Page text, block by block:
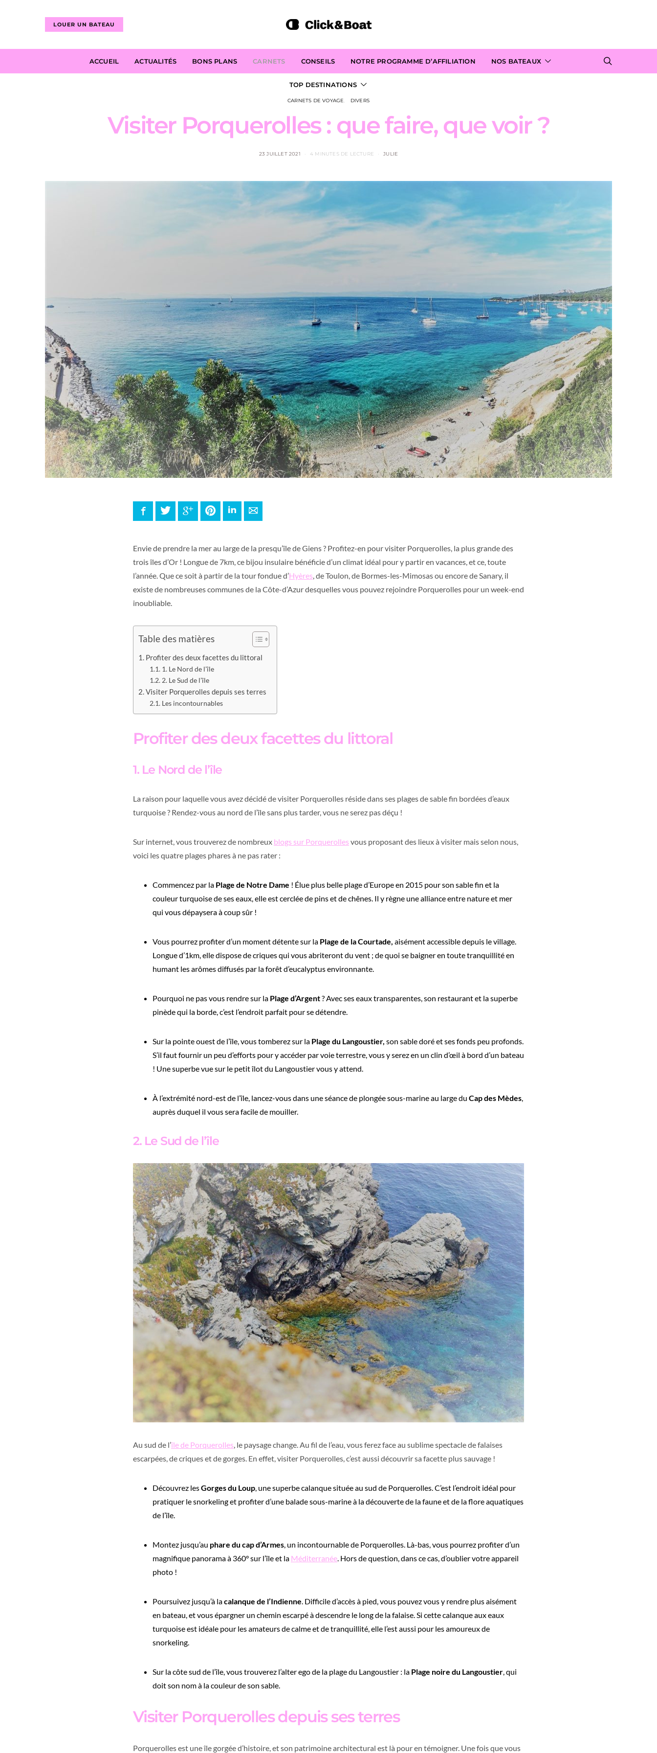
LOUER UN BATEAU
ACCUEIL ACTUALITÉS BONS PLANS CARNETS CONSEILS NOTRE PROGRAMME D’AFFILIATION NOS BATEAUX
TOP DESTINATIONS
CARNETS DE VOYAGE DIVERS
Visiter Porquerolles : que faire, que voir ?
23 JUILLET 2021 4 MINUTES DE LECTURE JULIE
FacebookTwitter Google+ PinterestLinkedInE-mail
Envie de prendre la mer au large de la presqu’île de Giens ? Profitez-en pour visiter Porquerolles, la plus grande des
trois îles d’Or ! Longue de 7km, ce bijou insulaire bénéficie d’un climat idéal pour y partir en vacances, et ce, toute
l’année. Que ce soit à partir de la tour fondue d’Hyères, de Toulon, de Bormes-les-Mimosas ou encore de Sanary, il
existe de nombreuses communes de la Côte-d’Azur desquelles vous pouvez rejoindre Porquerolles pour un week-end
inoubliable.
Table des matières
Profiter des deux facettes du littoral
1. Le Nord de l’île
2. Le Sud de l’île
Visiter Porquerolles depuis ses terres
Les incontournables
Profiter des deux facettes du littoral
1. Le Nord de l’île
La raison pour laquelle vous avez décidé de visiter Porquerolles réside dans ses plages de sable fin bordées d’eaux
turquoise ? Rendez-vous au nord de l’île sans plus tarder, vous ne serez pas déçu !
Sur internet, vous trouverez de nombreux blogs sur Porquerolles vous proposant des lieux à visiter mais selon nous,
voici les quatre plages phares à ne pas rater :
Commencez par la Plage de Notre Dame ! Élue plus belle plage d’Europe en 2015 pour son sable fin et la
couleur turquoise de ses eaux, elle est cerclée de pins et de chênes. Il y règne une alliance entre nature et mer
qui vous dépaysera à coup sûr !
Vous pourrez profiter d’un moment détente sur la Plage de la Courtade, aisément accessible depuis le village.
Longue d’1km, elle dispose de criques qui vous abriteront du vent ; de quoi se baigner en toute tranquillité en
humant les arômes diffusés par la forêt d’eucalyptus environnante.
Pourquoi ne pas vous rendre sur la Plage d’Argent? Avec ses eaux transparentes, son restaurant et la superbe
pinède qui la borde, c’est l’endroit parfait pour se détendre.
Sur la pointe ouest de l’île, vous tomberez sur la Plage du Langoustier, son sable doré et ses fonds peu profonds.
S’il faut fournir un peu d’efforts pour y accéder par voie terrestre, vous y serez en un clin d’œil à bord d’un bateau
! Une superbe vue sur le petit îlot du Langoustier vous y attend.
À l’extrémité nord-est de l’île, lancez-vous dans une séance de plongée sous-marine au large du Cap des Mèdes,
auprès duquel il vous sera facile de mouiller.
2. Le Sud de l’île
Au sud de l’île de Porquerolles , le paysage change. Au fil de l’eau, vous ferez face au sublime spectacle de falaises
escarpées, de criques et de gorges. En effet, visiter Porquerolles, c’est aussi découvrir sa facette plus sauvage !
Découvrez lesGorges du Loup , une superbe calanque située au sud de Porquerolles. C’est l’endroit idéal pour
pratiquer le snorkeling et profiter d’une balade sous-marine à la découverte de la faune et de la flore aquatiques
de l’île.
Montez jusqu’au phare du cap d’Armes , un incontournable de Porquerolles. Là-bas, vous pourrez profiter d’un
magnifique panorama à 360° sur l’île et la Méditerranée . Hors de question, dans ce cas, d’oublier votre appareil
photo !
Poursuivez jusqu’à lacalanque de l’Indienne . Difficile d’accès à pied, vous pouvez vous y rendre plus aisément
en bateau, et vous épargner un chemin escarpé à descendre le long de la falaise. Si cette calanque aux eaux
turquoise est idéale pour les amateurs de calme et de tranquillité, elle l’est aussi pour les amoureux de
snorkeling.
Sur la côte sud de l’île, vous trouverez l’alter ego de la plage du Langoustier : la Plage noire du Langoustier , qui
doit son nom à la couleur de son sable.
Visiter Porquerolles depuis ses terres
Porquerolles est une île gorgée d’histoire, et son patrimoine architectural est là pour en témoigner. Une fois que vous